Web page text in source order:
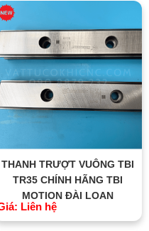
THANH TRƯỢT VUÔNG TBI
TR35 CHÍNH HÃNG TBI
MOTION ĐÀI LOAN
Liên hệ